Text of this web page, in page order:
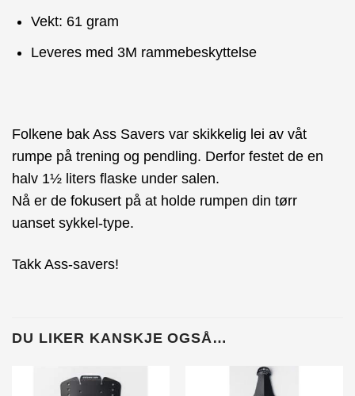
Vekt: 61 gram
Leveres med 3M rammebeskyttelse
Folkene bak Ass Savers var skikkelig lei av våt
rumpe på trening og pendling. Derfor festet de en
halv 1½ liters flaske under salen.
Nå er de fokusert på at holde rumpen din tørr
uanset sykkel-type.
Takk Ass-savers!
DU LIKER KANSKJE OGSÅ…